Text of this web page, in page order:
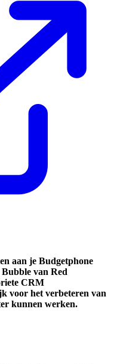
aan je Budgetphone
Bubble van Red
CRM
voor het verbeteren van
kunnen werken.